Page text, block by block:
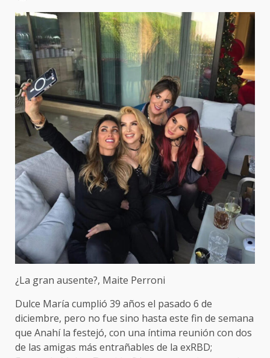
¿La gran ausente?, Maite Perroni
Dulce María cumplió 39 años el pasado 6 de
diciembre, pero no fue sino hasta este fin de semana
que Anahí la festejó, con una íntima reunión con dos
de las amigas más entrañables de la exRBD;